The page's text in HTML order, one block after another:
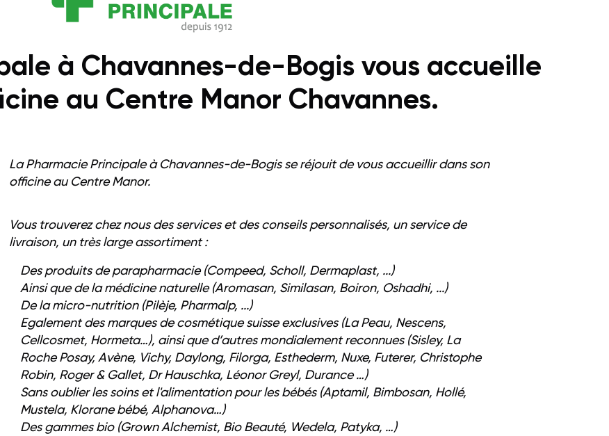
à Chavannes-de-Bogis vous accueille
au Centre Manor Chavannes.
La Pharmacie Principale à Chavannes-de-Bogis se réjouit de vous accueillir dans son
officine au Centre Manor.
Vous trouverez chez nous des services et des conseils personnalisés, un service de
livraison, un très large assortiment :
Des produits de parapharmacie (Compeed, Scholl, Dermaplast, ...)
Ainsi que de la médicine naturelle (Aromasan, Similasan, Boiron, Oshadhi, ...)
De la micro-nutrition (Pilèje, Pharmalp, ...)
Egalement des marques de cosmétique suisse exclusives (La Peau, Nescens,
Cellcosmet, Hormeta…), ainsi que d’autres mondialement reconnues (Sisley, La
Roche Posay, Avène, Vichy, Daylong, Filorga, Esthederm, Nuxe, Futerer, Christophe
Robin, Roger & Gallet, Dr Hauschka, Léonor Greyl, Durance …)
Sans oublier les soins et l'alimentation pour les bébés (Aptamil, Bimbosan, Hollé,
Mustela, Klorane bébé, Alphanova…)
Des gammes bio (Grown Alchemist, Bio Beauté, Wedela, Patyka, …)